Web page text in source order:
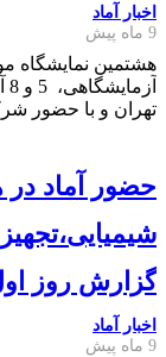
اخبار آماد
9 ماه پیش
هشتمین نمایشگاه
تهران و با حضور
حضور آماد در
گزارش روز
اخبار آماد
9 ماه پیش